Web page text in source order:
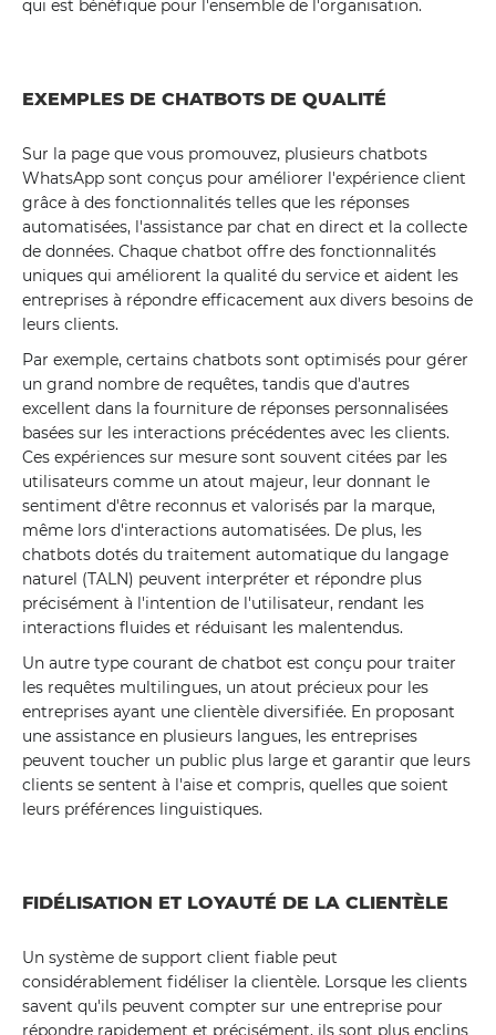
qui est bénéfique pour l'ensemble de l'organisation.
EXEMPLES DE CHATBOTS DE QUALITÉ
Sur la page que vous promouvez, plusieurs chatbots
WhatsApp sont conçus pour améliorer l'expérience client
grâce à des fonctionnalités telles que les réponses
automatisées, l'assistance par chat en direct et la collecte
de données. Chaque chatbot offre des fonctionnalités
uniques qui améliorent la qualité du service et aident les
entreprises à répondre efficacement aux divers besoins de
leurs clients.
Par exemple, certains chatbots sont optimisés pour gérer
un grand nombre de requêtes, tandis que d'autres
excellent dans la fourniture de réponses personnalisées
basées sur les interactions précédentes avec les clients.
Ces expériences sur mesure sont souvent citées par les
utilisateurs comme un atout majeur, leur donnant le
sentiment d'être reconnus et valorisés par la marque,
même lors d'interactions automatisées. De plus, les
chatbots dotés du traitement automatique du langage
naturel (TALN) peuvent interpréter et répondre plus
précisément à l'intention de l'utilisateur, rendant les
interactions fluides et réduisant les malentendus.
Un autre type courant de chatbot est conçu pour traiter
les requêtes multilingues, un atout précieux pour les
entreprises ayant une clientèle diversifiée. En proposant
une assistance en plusieurs langues, les entreprises
peuvent toucher un public plus large et garantir que leurs
clients se sentent à l'aise et compris, quelles que soient
leurs préférences linguistiques.
FIDÉLISATION ET LOYAUTÉ DE LA CLIENTÈLE
Un système de support client fiable peut
considérablement fidéliser la clientèle. Lorsque les clients
savent qu'ils peuvent compter sur une entreprise pour
répondre rapidement et précisément, ils sont plus enclins